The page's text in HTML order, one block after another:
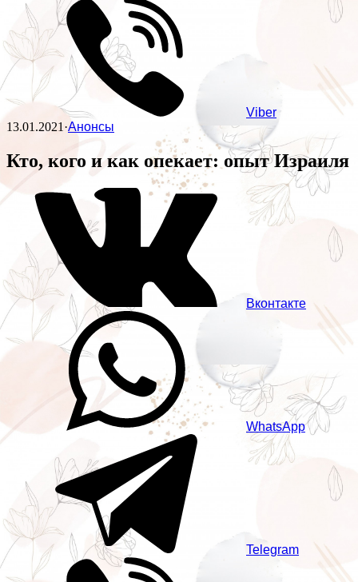
Viber
13.01.2021·Анонсы
Кто, кого и как опекает: опыт Израиля
Вконтакте
WhatsApp
Telegram